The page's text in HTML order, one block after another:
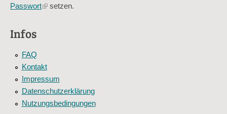
Passwort(linksetzen.
Infos
FAQ
Kontakt
Impressum
Datenschutzerklärung
Nutzungsbedingungen